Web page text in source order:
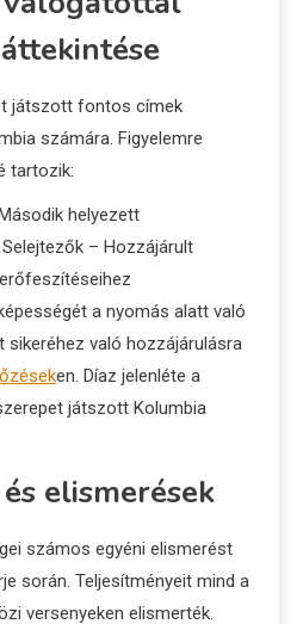
játszott fontos címek
számára. Figyelemre
tartozik:
helyezett
– Hozzájárult
a nyomás alatt való
sikeréhez való hozzájárulásra
en. Díaz jelenléte a
játszott Kolumbia
elismerések
számos egyéni elismerést
során. Teljesítményeit mind a
versenyeken elismerték.